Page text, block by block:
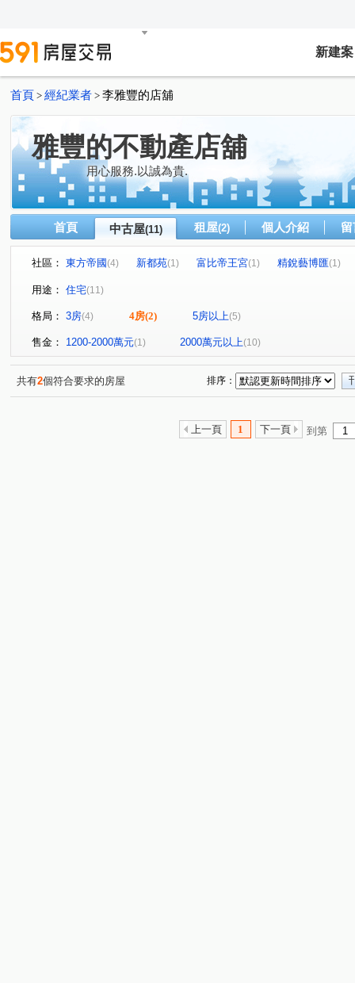
新建案
首頁 > 經紀業者 > 李雅豐的店舖
雅豐的不動產店舖
用心服務.以誠為貴.
首頁 中古屋(11) 租屋(2) 個人介紹
社區： 東方帝國(4) 新都苑(1) 富比帝王宮(1) 精銳藝博匯(1)
文心路二段
用途： 住宅(11)
格局： 3房(4) 4房(2) 5房以上(5)
售金： 1200-2000萬元(1) 2000萬元以上(10)
共有2個符合要求的房屋 排序：
上一頁 1 下一頁 到第